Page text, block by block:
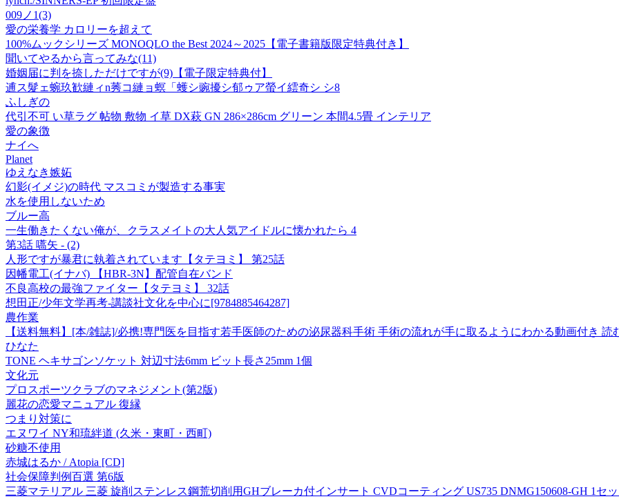
009ノ1(3)
愛の栄養学 カロリーを超えて
100%ムックシリーズ MONOQLO the Best 2024～2025【電子書籍版限定特典付き】
聞いてやるから言ってみな(11)
婚姻届に判を捺しただけですが(9)【電子限定特典付】
逋ス髮ェ蜿玖歓縺ィn莠コ縺ョ螟「蠖シ豌擾シ郁ゥア螢イ繧奇シ シ8
ふしぎの
代引不可 い草ラグ 帖物 敷物 イ草 DX萩 GN 286×286cm グリーン 本間4.5畳 インテリア
愛の象徴
ナイへ
Planet
ゆえなき嫉妬
幻影(イメジ)の時代 マスコミが製造する事実
水を使用しないため
ブルー高
一生働きたくない俺が、クラスメイトの大人気アイドルに懐かれたら 4
第3話 嚆矢 - (2)
人形ですが暴君に執着されています【タテヨミ】 第25話
因幡電工(イナバ) 【HBR-3N】配管自在バンド
不良高校の最強ファイター【タテヨミ】 32話
想田正/少年文学再考-講談社文化を中心に[9784885464287]
農作業
【送料無料】[本/雑誌]/必携!専門医を目指す若手医師のための泌尿器科手術 手術の流れが手に取るようにわかる動画付き 読
ひなた
TONE ヘキサゴンソケット 対辺寸法6mm ビット長さ25mm 1個
文化元
プロスポーツクラブのマネジメント(第2版)
麗花の恋愛マニュアル 復縁
つまり対策に
エヌワイ NY和琉絆道 (久米・東町・西町)
砂糖不使用
赤城はるか / Atopia [CD]
社会保障判例百選 第6版
三菱マテリアル 三菱 旋削ステンレス鋼荒切削用GHブレーカ付インサート CVDコーティング US735 DNMG150608-GH 1セ